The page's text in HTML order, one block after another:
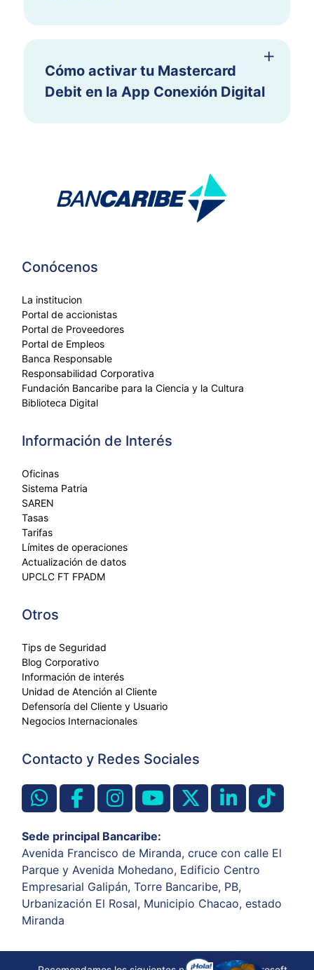
Cómo activar tu Mastercard
Debit en la App Conexión Digital
Conócenos
La institucion
Portal de accionistas
Portal de Proveedores
Portal de Empleos
Banca Responsable
Responsabilidad Corporativa
Fundación Bancaribe para la Ciencia y la Cultura
Biblioteca Digital
Información de Interés
Oficinas
Sistema Patria
SAREN
Tasas
Tarifas
Límites de operaciones
Actualización de datos
UPCLC FT FPADM
Otros
Tips de Seguridad
Blog Corporativo
Información de interés
Unidad de Atención al Cliente
Defensoría del Cliente y Usuario
Negocios Internacionales
Contacto y Redes Sociales
Sede principal Bancaribe:
Avenida Francisco de Miranda, cruce con calle El
Parque y Avenida Mohedano, Edificio Centro
Empresarial Galipán, Torre Bancaribe, PB,
Urbanización El Rosal, Municipio Chacao, estado
Miranda